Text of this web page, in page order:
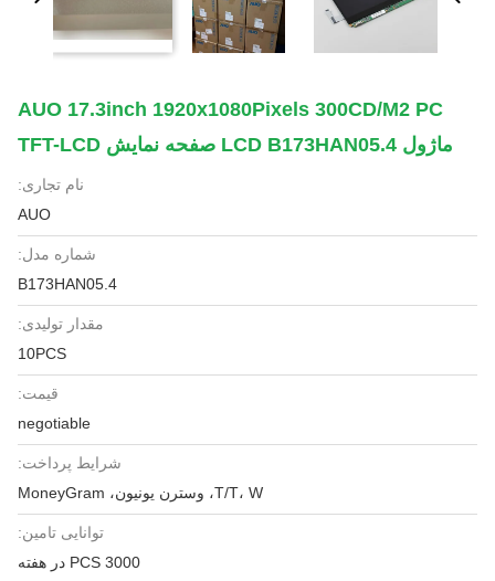
AUO 17.3inch 1920x1080Pixels 300CD/M2 PC
ماژول LCD B173HAN05.4 صفحه نمایش TFT-LCD
نام تجاری:
AUO
شماره مدل:
B173HAN05.4
مقدار تولیدی:
10PCS
قیمت:
negotiable
شرایط پرداخت:
T/T، W، وسترن یونیون، MoneyGram
توانایی تامین:
3000 PCS در هفته